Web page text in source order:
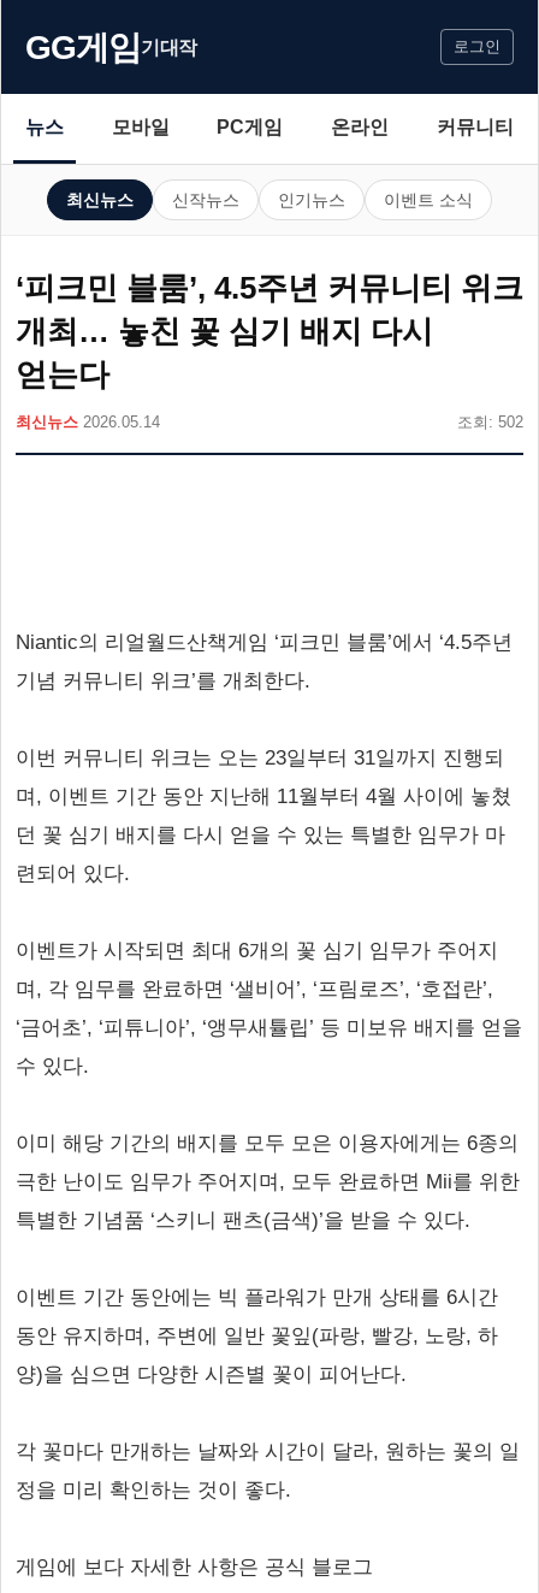
GG게임기대작 로그인
뉴스 모바일 PC게임 온라인 커뮤니티
최신뉴스 신작뉴스 인기뉴스 이벤트 소식
‘피크민 블룸’, 4.5주년 커뮤니티 위크
개최… 놓친 꽃 심기 배지 다시
얻는다
최신뉴스 2026.05.14 조회: 502
Niantic의 리얼월드산책게임 ‘피크민 블룸’에서 ‘4.5주년
기념 커뮤니티 위크’를 개최한다.
이번 커뮤니티 위크는 오는 23일부터 31일까지 진행되
며, 이벤트 기간 동안 지난해 11월부터 4월 사이에 놓쳤
던 꽃 심기 배지를 다시 얻을 수 있는 특별한 임무가 마
련되어 있다.
이벤트가 시작되면 최대 6개의 꽃 심기 임무가 주어지
며, 각 임무를 완료하면 ‘샐비어’, ‘프림로즈’, ‘호접란’,
‘금어초’, ‘피튜니아’, ‘앵무새튤립’ 등 미보유 배지를 얻을
수 있다.
이미 해당 기간의 배지를 모두 모은 이용자에게는 6종의
극한 난이도 임무가 주어지며, 모두 완료하면 Mii를 위한
특별한 기념품 ‘스키니 팬츠(금색)’을 받을 수 있다.
이벤트 기간 동안에는 빅 플라워가 만개 상태를 6시간
동안 유지하며, 주변에 일반 꽃잎(파랑, 빨강, 노랑, 하
양)을 심으면 다양한 시즌별 꽃이 피어난다.
각 꽃마다 만개하는 날짜와 시간이 달라, 원하는 꽃의 일
정을 미리 확인하는 것이 좋다.
게임에 보다 자세한 사항은 공식 블로그